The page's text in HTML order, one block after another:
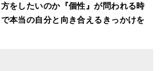
方をしたいのか『個性』が問われる時
本当の自分と向き合えるきっかけを